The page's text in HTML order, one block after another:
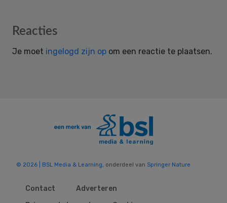
Reader
Reacties
Je moet ingelogd zijn op om een reactie te plaatsen.
© 2026 | BSL Media & Learning , onderdeel van Springer Nature
Contact
Adverteren